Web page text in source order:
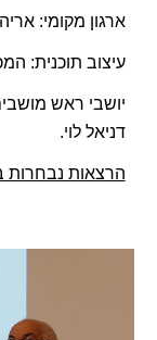
ארגון מקומי:
עיצוב תוכנית: ה
יושבי ראש
דניאל לוי.
הרצאות נבחרות